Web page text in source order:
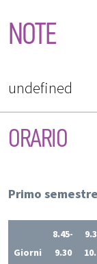
NOTE
undefined
ORARIO
Primo semestre
Giorni
8.45-
9.30